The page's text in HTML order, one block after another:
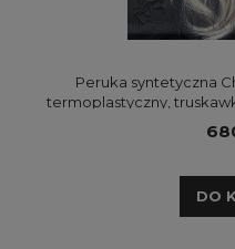
Peruka syntetyczna
termoplastyczny,
DO